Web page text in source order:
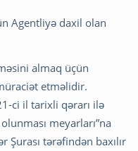
Agentliyə daxil olan
almaq üçün
etməlidir.
ci il tarixli qərarı ilə
meyarları”na
Şurası tərəfindən baxılır